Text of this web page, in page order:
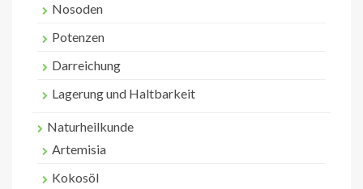
Nosoden
Potenzen
Darreichung
Lagerung und Haltbarkeit
Naturheilkunde
Artemisia
Kokosöl